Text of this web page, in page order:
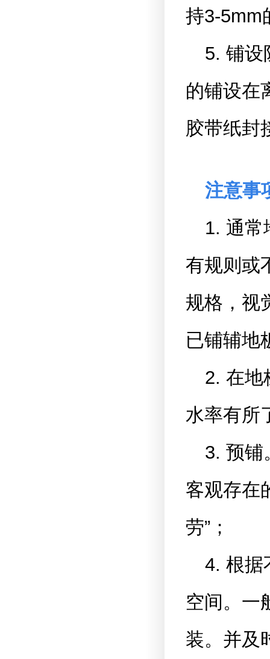
持3-5mm
5. 铺设
的铺设在
胶带纸封
注意事
1. 通常
有规则或
规格，视
已铺辅地
2. 在地
水率有所
3. 预铺
客观存在
劳”；
4. 根据
空间。一
装。并及